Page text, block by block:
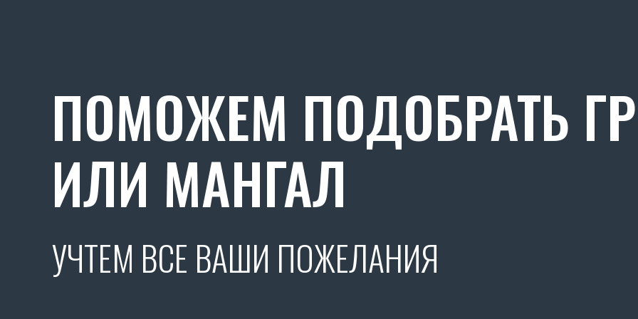
ПОМОЖЕМ ПОДОБРАТЬ
ИЛИ МАНГАЛ
УЧТЕМ ВСЕ ВАШИ ПОЖЕЛАНИЯ